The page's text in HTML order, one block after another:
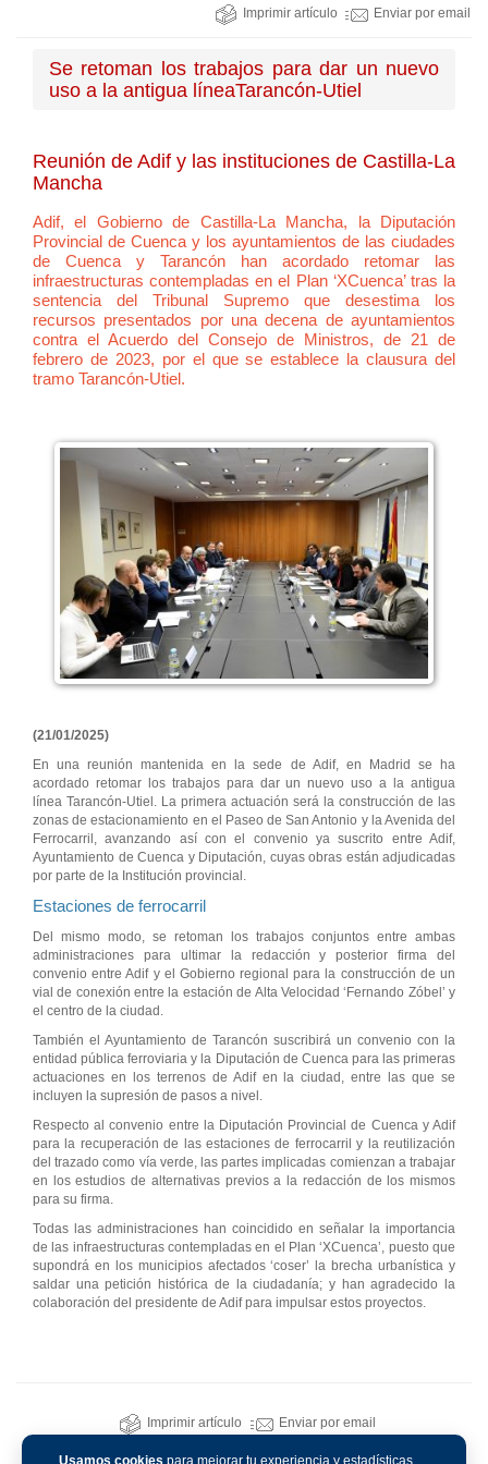
Usamos cookies para mejorar tu experiencia y estadísticas.
Imprimir artículo Enviar por email
Se retoman los trabajos para dar un nuevo
uso a la antigua líneaTarancón-Utiel
Reunión de Adif y las instituciones de Castilla-La
Mancha
Adif, el Gobierno de Castilla-La Mancha, la Diputación
Provincial de Cuenca y los ayuntamientos de las ciudades
de Cuenca y Tarancón han acordado retomar las
infraestructuras contempladas en el Plan ‘XCuenca’ tras la
sentencia del Tribunal Supremo que desestima los
recursos presentados por una decena de ayuntamientos
contra el Acuerdo del Consejo de Ministros, de 21 de
febrero de 2023, por el que se establece la clausura del
tramo Tarancón-Utiel.
(21/01/2025)
En una reunión mantenida en la sede de Adif, en Madrid se ha
acordado retomar los trabajos para dar un nuevo uso a la antigua
línea Tarancón-Utiel. La primera actuación será la construcción de las
zonas de estacionamiento en el Paseo de San Antonio y la Avenida del
Ferrocarril, avanzando así con el convenio ya suscrito entre Adif,
Ayuntamiento de Cuenca y Diputación, cuyas obras están adjudicadas
por parte de la Institución provincial.
Estaciones de ferrocarril
Del mismo modo, se retoman los trabajos conjuntos entre ambas
administraciones para ultimar la redacción y posterior firma del
convenio entre Adif y el Gobierno regional para la construcción de un
vial de conexión entre la estación de Alta Velocidad ‘Fernando Zóbel’ y
el centro de la ciudad.
También el Ayuntamiento de Tarancón suscribirá un convenio con la
entidad pública ferroviaria y la Diputación de Cuenca para las primeras
actuaciones en los terrenos de Adif en la ciudad, entre las que se
incluyen la supresión de pasos a nivel.
Respecto al convenio entre la Diputación Provincial de Cuenca y Adif
para la recuperación de las estaciones de ferrocarril y la reutilización
del trazado como vía verde, las partes implicadas comienzan a trabajar
en los estudios de alternativas previos a la redacción de los mismos
para su firma.
Todas las administraciones han coincidido en señalar la importancia
de las infraestructuras contempladas en el Plan ‘XCuenca’, puesto que
supondrá en los municipios afectados ‘coser’ la brecha urbanística y
saldar una petición histórica de la ciudadanía; y han agradecido la
colaboración del presidente de Adif para impulsar estos proyectos.
Imprimir artículo Enviar por email